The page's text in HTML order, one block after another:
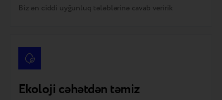
Biz ən ciddi uyğunluq tələblərinə cavab veririk
Ekoloji cəhətdən təmiz